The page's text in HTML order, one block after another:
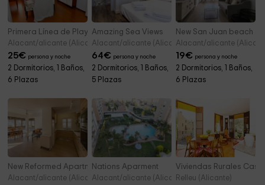
Primera Línea de Playa
Alacant/alicante (Alicante)
25€ persona y noche
2 Dormitorios, 1 Baños,
6 Plazas
Amazing Sea Views
Alacant/alicante (Alicante)
64€ persona y noche
2 Dormitorios, 1 Baños,
5 Plazas
New San Juan beach
Alacant/alicante
19€ persona y noche
2 Dormitorios, 1 Baños,
6 Plazas
New Reformed Apartment
Alacant/alicante (Alicante)
Nations Aparment
Alacant/alicante (Alicante)
Viviendas Rurales
Relleu (Alicante)